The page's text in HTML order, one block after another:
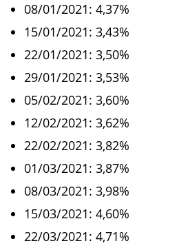
08/01/2021: 4,37%
15/01/2021: 3,43%
22/01/2021: 3,50%
29/01/2021: 3,53%
05/02/2021: 3,60%
12/02/2021: 3,62%
22/02/2021: 3,82%
01/03/2021: 3,87%
08/03/2021: 3,98%
15/03/2021: 4,60%
22/03/2021: 4,71%